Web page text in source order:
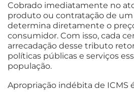
Cobrado imediatamente no
produto ou contratação de um
determina diretamente o
consumidor. Com isso, cada
arrecadação desse tributo
políticas públicas e serviços
população.
Apropriação indébita de ICMS